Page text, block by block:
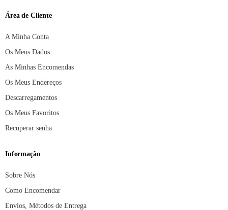
Área de Cliente
A Minha Conta
Os Meus Dados
As Minhas Encomendas
Os Meus Endereços
Descarregamentos
Os Meus Favoritos
Recuperar senha
Informação
Sobre Nós
Como Encomendar
Envios, Métodos de Entrega